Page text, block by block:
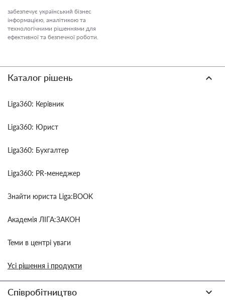
забезпечує український бізнес
інформацією, аналітикою та
технологічними рішеннями для
ефективної та безпечної роботи.
Каталог рішень
Liga360: Керівник
Liga360: Юрист
Liga360: Бухгалтер
Liga360: PR-менеджер
Знайти юриста Liga:BOOK
Академія ЛІГА:ЗАКОН
Теми в центрі уваги
Усі рішення і продукти
Співробітництво